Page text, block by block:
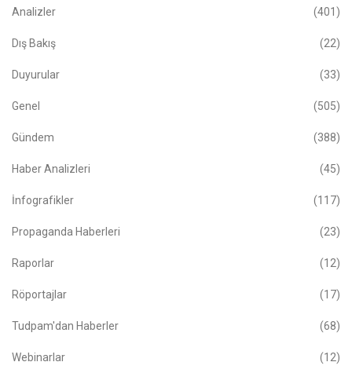
Analizler (401)
Dış Bakış (22)
Duyurular (33)
Genel (505)
Gündem (388)
Haber Analizleri (45)
İnfografikler (117)
Propaganda Haberleri (23)
Raporlar (12)
Röportajlar (17)
Tudpam'dan Haberler (68)
Webinarlar (12)